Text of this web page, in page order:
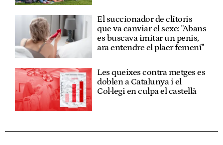
El succionador de clítoris
que va canviar el sexe: "Abans
es buscava imitar un penis,
ara entendre el plaer femení"
Les queixes contra metges es
doblen a Catalunya i el
Col·legi en culpa el castellà